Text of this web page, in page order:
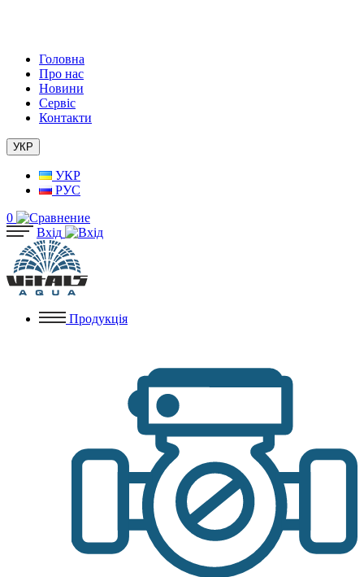
Головна
Про нас
Новини
Сервіс
Контакти
УКР
УКР
РУС
0
Вхід
Продукція